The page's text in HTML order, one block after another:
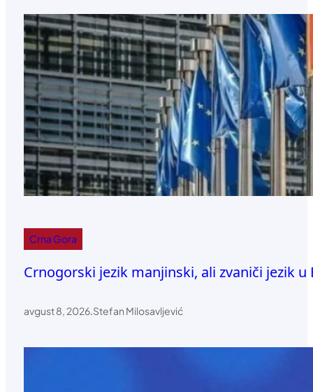
Crna Gora
Crnogorski jezik manjinski, ali zvaniči jezik u
avgust 8, 2026.Stefan Milosavljević